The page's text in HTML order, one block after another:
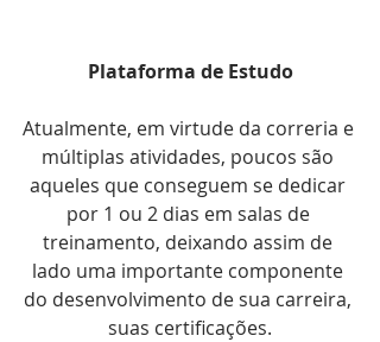
Plataforma de Estudo
Atualmente, em virtude da correria e
múltiplas atividades, poucos são
aqueles que conseguem se dedicar
por 1 ou 2 dias em salas de
treinamento, deixando assim de
lado uma importante componente
do desenvolvimento de sua carreira,
suas certificações.